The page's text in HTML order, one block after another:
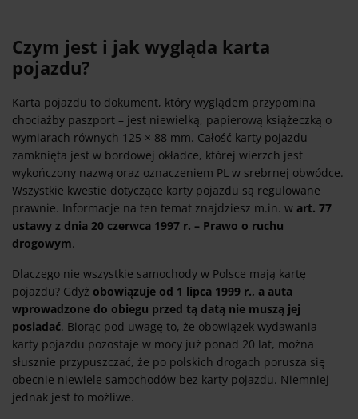
Czym jest i jak wygląda karta
pojazdu?
Karta pojazdu to dokument, który wyglądem przypomina
chociażby paszport – jest niewielką, papierową książeczką o
wymiarach równych 125 × 88 mm. Całość karty pojazdu
zamknięta jest w bordowej okładce, której wierzch jest
wykończony nazwą oraz oznaczeniem PL w srebrnej obwódce.
Wszystkie kwestie dotyczące karty pojazdu są regulowane
prawnie. Informacje na ten temat znajdziesz m.in. w art. 77
ustawy z dnia 20 czerwca 1997 r. – Prawo o ruchu
drogowym.
Dlaczego nie wszystkie samochody w Polsce mają kartę
pojazdu? Gdyż obowiązuje od 1 lipca 1999 r., a auta
wprowadzone do obiegu przed tą datą nie muszą jej
posiadać. Biorąc pod uwagę to, że obowiązek wydawania
karty pojazdu pozostaje w mocy już ponad 20 lat, można
słusznie przypuszczać, że po polskich drogach porusza się
obecnie niewiele samochodów bez karty pojazdu. Niemniej
jednak jest to możliwe.